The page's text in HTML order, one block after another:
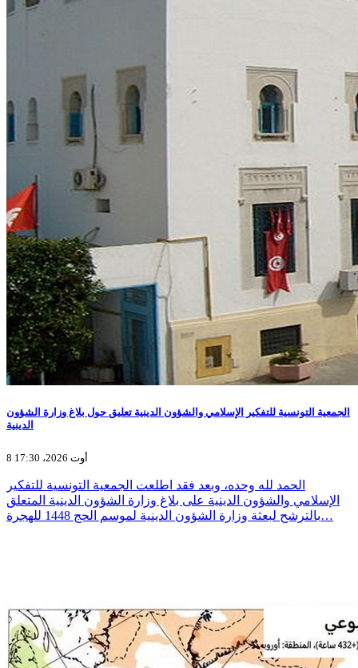
الجمعية التونسية للتفكير الإسلامي والشؤون الدينية تعليق حول بلاغ وزارة الشؤون
الدينية
8 أوت 2026، 17:30
الحمد لله وحده، وبعد فقد اطلعت الجمعية التونسية للتفكير
الإسلامي والشؤون الدينية على بلاغ وزارة الشؤون الدينية المتعلق
بالترشح لبعثة وزارة الشؤون الدينية لموسم الحج 1448 للهجرة…